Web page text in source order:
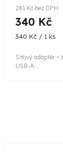
281 Kč bez DPH
340 Kč
Měrná
340 Kč / 1 ks
Síťový adaptér •
USB-A...